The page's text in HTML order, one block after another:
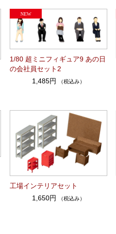
1/80 超ミニフィギュア9 あの日
の会社員セット2
1,485円
（税込み）
工場インテリアセット
1,650円
（税込み）